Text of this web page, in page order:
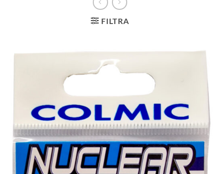
FILTRA